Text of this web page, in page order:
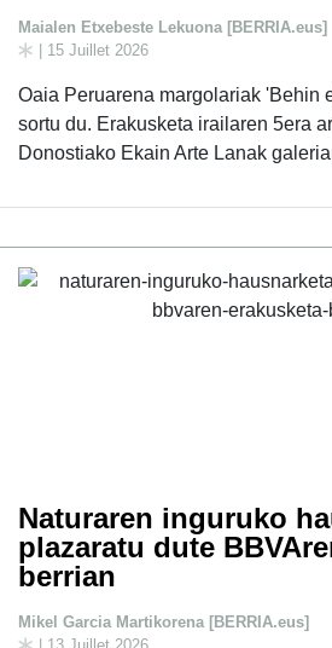
Maialen Etxebeste Lekuona [BERRIA.eus]
| 15 Juillet 2026
Oaia Peruarena margolariak 'Behin
sortu du. Erakusketa irailaren 5era
Donostiako Ekain Arte Lanak
Naturaren inguruko
plazaratu dute
berrian
Mikel Garcia Martikorena [BERRIA.eus]